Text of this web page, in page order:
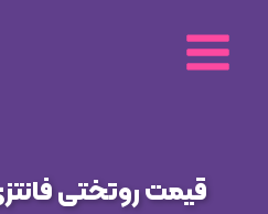
محتوا
قیمت روتختی